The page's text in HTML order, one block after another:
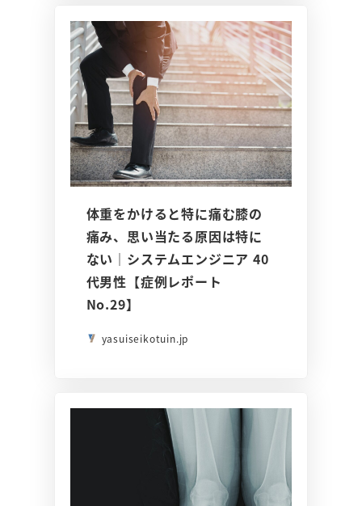
体重をかけると特に痛む膝の
痛み、思い当たる原因は特に
ない｜システムエンジニア 40
代男性【症例レポート
No.29】
yasuiseikotuin.jp